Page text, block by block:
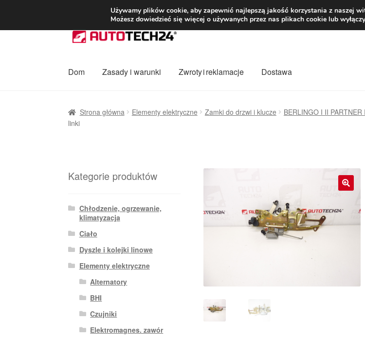
DOSTAWA od 31 zł
Przejdź
do
Przejdź
do
Dom Zasady i warunki Zwroty i reklamacje Dostawa
Procedura reklamacyjna
Strona główna Elementy elektryczne Zamki do drzwi i klucze BERLINGO I II PARTNER
linki
Kategorie produktów
Chłodzenie, ogrzewanie,
klimatyzacja
Ciało
Dyszle i kolejki linowe
Elementy elektryczne
Alternatory
BHI
Czujniki
Elektromagnes. zawór
Używamy plików cookie, aby zapewnić najlepszą jakość korzystania z naszej
Możesz dowiedzieć się więcej o używanych przez nas plikach cookie lub